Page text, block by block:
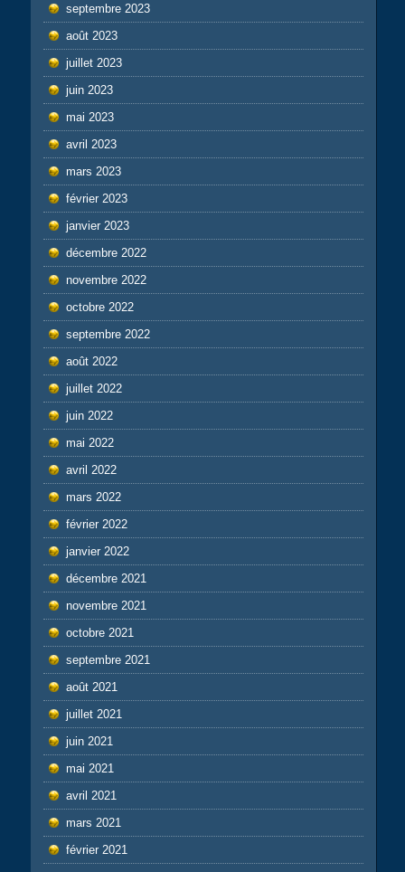
septembre 2023
août 2023
juillet 2023
juin 2023
mai 2023
avril 2023
mars 2023
février 2023
janvier 2023
décembre 2022
novembre 2022
octobre 2022
septembre 2022
août 2022
juillet 2022
juin 2022
mai 2022
avril 2022
mars 2022
février 2022
janvier 2022
décembre 2021
novembre 2021
octobre 2021
septembre 2021
août 2021
juillet 2021
juin 2021
mai 2021
avril 2021
mars 2021
février 2021